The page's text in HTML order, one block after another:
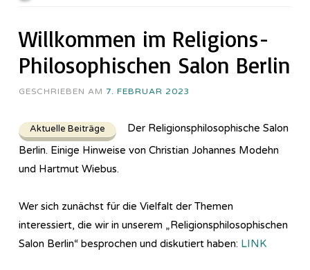
Willkommen im Religions-
Philosophischen Salon Berlin
GESCHRIEBEN AM 7. FEBRUAR 2023
Aktuelle Beiträge
Der Religionsphilosophische Salon
Berlin. Einige Hinweise von Christian Johannes Modehn
und Hartmut Wiebus.
Wer sich zunächst für die Vielfalt der Themen
interessiert, die wir in unserem „Re­li­gi­ons­phi­lo­so­phi­sch­en
Salon Berlin“ besprochen und diskutiert haben: LINK